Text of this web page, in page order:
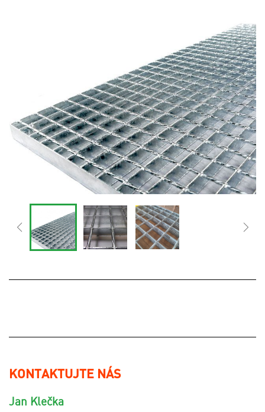
KONTAKTUJTE NÁS
Jan Klečka